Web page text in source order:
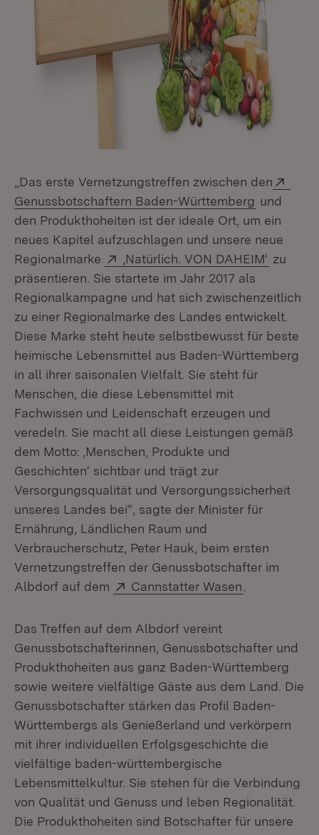
„Das erste Vernetzungstreffen zwischen den
Genussbotschaftern Baden-Württemberg (Öffnet in
und
den Produkthoheiten ist der ideale Ort, um ein
neues Kapitel aufzuschlagen und unsere neue
Regionalmarke
Extern:
‚Natürlich. VON DAHEIM‘ (Öffnet
zu
präsentieren. Sie startete im Jahr 2017 als
Regionalkampagne und hat sich zwischenzeitlich
zu einer Regionalmarke des Landes entwickelt.
Diese Marke steht heute selbstbewusst für beste
heimische Lebensmittel aus Baden-Württemberg
in all ihrer saisonalen Vielfalt. Sie steht für
Menschen, die diese Lebensmittel mit
Fachwissen und Leidenschaft erzeugen und
veredeln. Sie macht all diese Leistungen gemäß
dem Motto: ‚Menschen, Produkte und
Geschichten‘ sichtbar und trägt zur
Versorgungsqualität und Versorgungssicherheit
unseres Landes bei“, sagte der Minister für
Ernährung, Ländlichen Raum und
Verbraucherschutz, Peter Hauk, beim ersten
Vernetzungstreffen der Genussbotschafter im
Albdorf auf dem
Extern:
Cannstatter Wasen
Das Treffen auf dem Albdorf vereint
Genussbotschafterinnen, Genussbotschafter und
Produkthoheiten aus ganz Baden-Württemberg
sowie weitere vielfältige Gäste aus dem Land. Die
Genussbotschafter stärken das Profil Baden-
Württembergs als Genießerland und verkörpern
mit ihrer individuellen Erfolgsgeschichte die
vielfältige baden-württembergische
Lebensmittelkultur. Sie stehen für die Verbindung
von Qualität und Genuss und leben Regionalität.
Die Produkthoheiten sind Botschafter für unsere